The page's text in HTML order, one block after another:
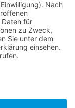
Einstellungen